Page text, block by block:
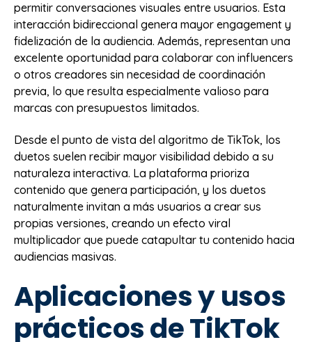
permitir conversaciones visuales entre usuarios. Esta
interacción bidireccional genera mayor engagement y
fidelización de la audiencia. Además, representan una
excelente oportunidad para colaborar con influencers
o otros creadores sin necesidad de coordinación
previa, lo que resulta especialmente valioso para
marcas con presupuestos limitados.
Desde el punto de vista del algoritmo de TikTok, los
duetos suelen recibir mayor visibilidad debido a su
naturaleza interactiva. La plataforma prioriza
contenido que genera participación, y los duetos
naturalmente invitan a más usuarios a crear sus
propias versiones, creando un efecto viral
multiplicador que puede catapultar tu contenido hacia
audiencias masivas.
Aplicaciones y usos
prácticos de TikTok